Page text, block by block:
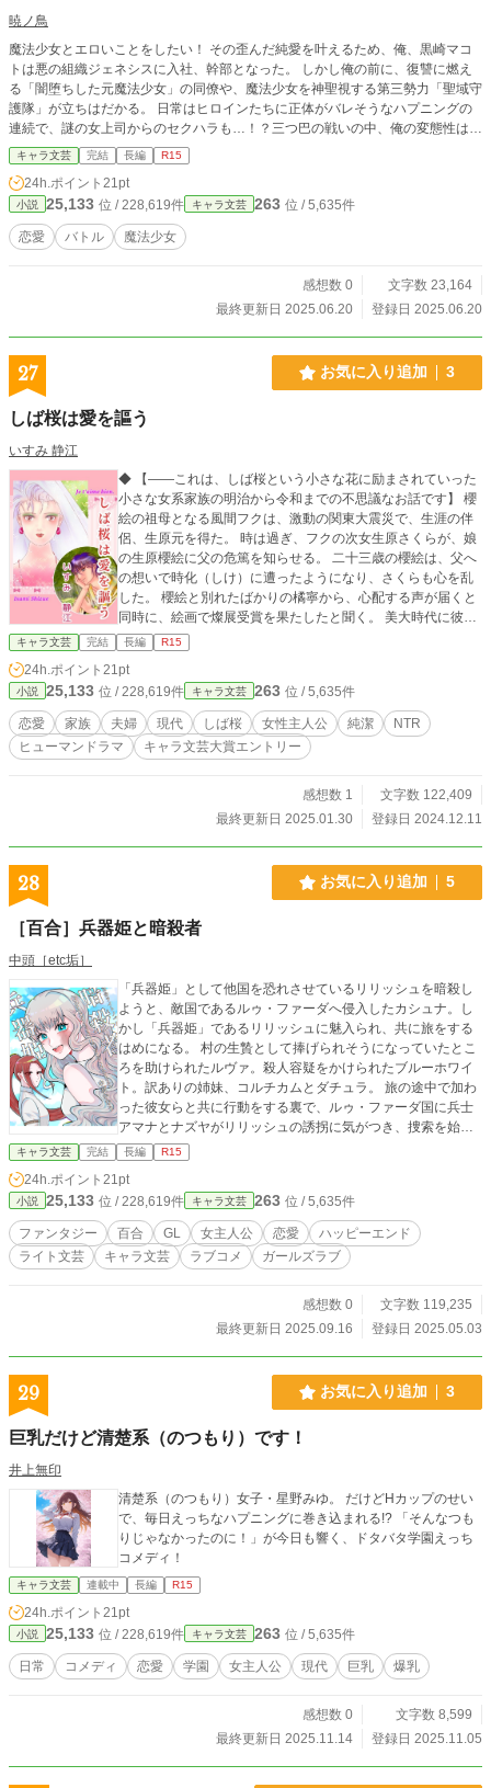
暁ノ鳥
魔法少女とエロいことをしたい！ その歪んだ純愛を叶えるため、俺、黒崎マコ
トは悪の組織ジェネシスに入社、幹部となった。 しかし俺の前に、復讐に燃え
る「闇堕ちした元魔法少女」の同僚や、魔法少女を神聖視する第三勢力「聖域守
護隊」が立ちはだかる。 日常はヒロインたちに正体がバレそうなハプニングの
連続で、謎の女上司からのセクハラも…！？三つ巴の戦いの中、俺の変態性は世
界を救えるのか！
キャラ文芸 完結 長編 R15
24h.ポイント 21pt
小説 25,133 位 / 228,619件 キャラ文芸 263 位 / 5,635件
恋愛 バトル 魔法少女
感想数 0
文字数 23,164
最終更新日 2025.06.20
登録日 2025.06.20
27 お気に入り追加 3
しば桜は愛を謳う
いすみ 静江
◆ 【——これは、しば桜という小さな花に励まされていった
小さな女系家族の明治から令和までの不思議なお話です】 櫻
絵の祖母となる風間フクは、激動の関東大震災で、生涯の伴
侶、生原元を得た。 時は過ぎ、フクの次女生原さくらが、娘
の生原櫻絵に父の危篤を知らせる。 二十三歳の櫻絵は、父へ
の想いで時化（しけ）に遭ったようになり、さくらも心を乱
した。 櫻絵と別れたばかりの橘寧から、心配する声が届くと
同時に、絵画で燦展受賞を果たしたと聞く。 美大時代に彼氏
との間柄をからかわれるのが嫌いだった。 それも原因で別れ
たのに、揶揄する者が受賞祝いの誘いを押し付ける。 恐怖の
闇に落ちて行った。 寧によって櫻絵は立ち直れるのか。 複雑
な思いで、櫻絵は旧友との五人展に挑む。 大切な日だった
が、大地は覚醒したように震えた。 生原家では、明治から令
和まで代々、しば桜が恋や愛に触れて来た。 櫻絵自身にもし
ば桜が深く関わって来る。 彼女は、最愛の人と結ばれるのか
祖母。お針の才能がある。明治三十五年生。 生原元（いくは
ら・はじめ）：櫻絵の祖父。国鉄にお勤め。明治三十四年
つも身近にいる。昭和十九年生。 生原志朗（いくはら・しろ
う）：櫻絵の父。逞しく思い遣りがある。昭和十九年生。 生
種。母と濃密な関係にある。昭和四十六年生。 橘寧（たちば
野美術大学だった。昭和四十七年生。 梅芳（うめか）：櫻絵
の長女。寡黙でドライに見えがち。平成十八年生。 美桜緒
（みさお）：櫻絵の次女。動物園が大好き。平成二十年生。
太田総一郎（おおた・そういちろう）：しば桜に佇むシルバ
ーグレー。昭和十一年生。 ＊時代が移行いたしますので、生
年を表記いたしました。 ◆よろしくお願いいたします。
キャラ文芸 完結 長編 R15
24h.ポイント 21pt
小説 25,133 位 / 228,619件 キャラ文芸 263 位 / 5,635件
恋愛 家族 夫婦 現代 しば桜 女性主人公 純潔
NTR
ヒューマンドラマ
キャラ文芸大賞エントリー
感想数 1
文字数 122,409
最終更新日 2025.01.30
登録日 2024.12.11
28 お気に入り追加 5
［百合］兵器姫と暗殺者
中頭［etc垢］
「兵器姫」として他国を恐れさせているリリッシュを暗殺し
ようと、敵国であるルゥ・ファーダへ侵入したカシュナ。し
かし「兵器姫」であるリリッシュに魅入られ、共に旅をする
はめになる。 村の生贄として捧げられそうになっていたとこ
ろを助けられたルヴァ。殺人容疑をかけられたブルーホワイ
ト。訳ありの姉妹、コルチカムとダチュラ。 旅の途中で加わ
った彼女らと共に行動をする裏で、ルゥ・ファーダ国に兵士
アマナとナズヤがリリッシュの誘拐に気がつき、捜索を始め
る────。 注意 百合（GL）です。なろうに掲載していたも
のを修正&加筆して再掲しています。
キャラ文芸 完結 長編 R15
24h.ポイント 21pt
小説 25,133 位 / 228,619件 キャラ文芸 263 位 / 5,635件
ファンタジー 百合 GL 女主人公 恋愛
ハッピーエンド
ライト文芸
キャラ文芸 ラブコメ ガールズラブ
感想数 0
文字数 119,235
最終更新日 2025.09.16
登録日 2025.05.03
29 お気に入り追加 3
巨乳だけど清楚系（のつもり）です！
井上無印
清楚系（のつもり）女子・星野みゆ。 だけどHカップのせい
で、毎日えっちなハプニングに巻き込まれる!? 「そんなつも
りじゃなかったのに！」が今日も響く、ドタバタ学園えっち
コメディ！
キャラ文芸 連載中 長編 R15
24h.ポイント 21pt
小説 25,133 位 / 228,619件 キャラ文芸 263 位 / 5,635件
日常 コメディ 恋愛 学園 女主人公 現代 巨乳 爆乳
感想数 0
文字数 8,599
最終更新日 2025.11.14
登録日 2025.11.05